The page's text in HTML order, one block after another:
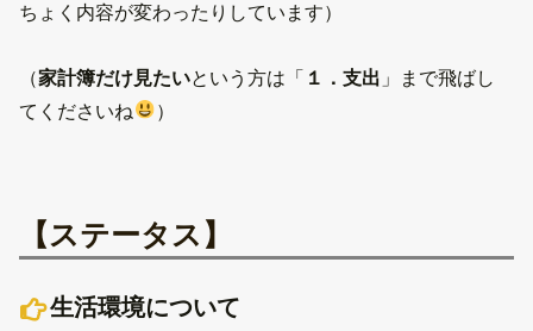
ちょく内容が変わったりしています）
（家計簿だけ見たいという方は「 １．支出 」まで飛ばし
てくださいね
）
【ステータス】
生活環境について